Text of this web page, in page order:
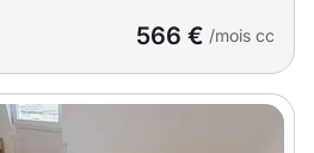
566 € /mois cc